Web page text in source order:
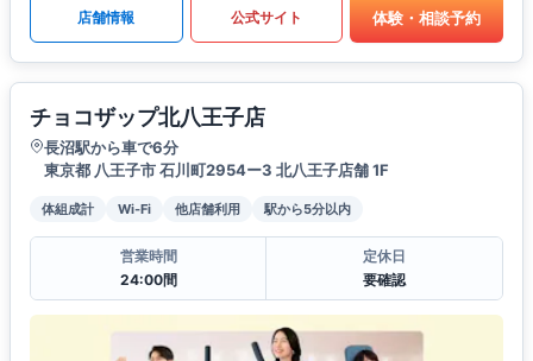
店舗情報 公式サイト 体験・相談予約
チョコザップ北八王子店
長沼駅から車で6分
東京都 八王子市 石川町2954ー3 北八王子店舗 1F
体組成計 Wi-Fi 他店舗利用 駅から5分以内
営業時間
24:00間
定休日
要確認